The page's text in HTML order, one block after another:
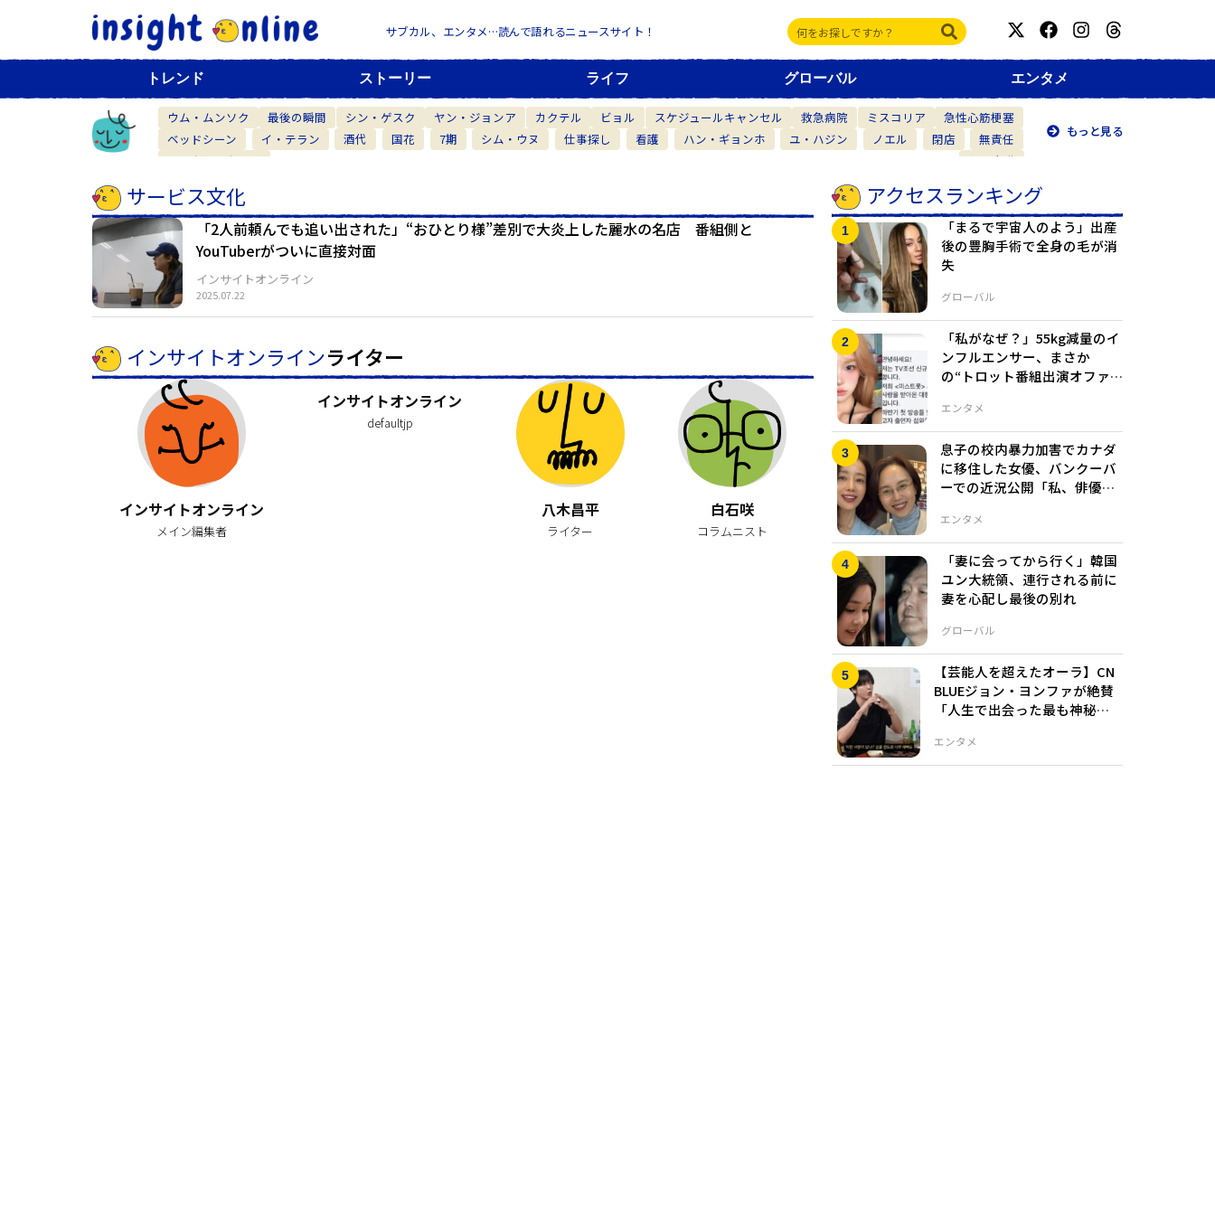
サブカル、エンタメ…読んで語れるニュースサイト！
トレンド ストーリー ライフ グローバル エンタメ
ウム・ムンソク 最後の瞬間 シン・ゲスク ヤン・ジョンア カクテル ビョル スケジュールキャンセル 救急病院 ミスコリア
急性心筋梗塞
ベッドシーン
イ・テラン 酒代 国花 7期 シム・ウヌ 仕事探し 看護 ハン・ギョンホ ユ・ハジン ノエル 閉店
無責任
ベーカリーカフェ
仲間意識
もっと見る
サービス文化
「2人前頼んでも追い出された」“おひとり様”差別で大炎上した麗水の名店 番組側と
YouTuberがついに直接対面
2025.07.22
インサイトオンライン
インサイトオンラインライター
インサイトオンライン
メイン編集者
インサイトオンライン
defaultjp
八木昌平
ライター
白石咲
コラムニスト
アクセスランキング
グローバル
「まるで宇宙人のよう」出産
後の豊胸手術で全身の毛が消
失
エンタメ
「私がなぜ？」55kg減量のイ
ンフルエンサー、まさか
の“トロット番組出演オファ
エンタメ
息子の校内暴力加害でカナダ
に移住した女優、バンクーバ
ーでの近況公開「私、俳優だ
グローバル
「妻に会ってから行く」韓国
ユン大統領、連行される前に
妻を心配し最後の別れ
エンタメ
【芸能人を超えたオーラ】CN
BLUEジョン・ヨンファが絶賛
「人生で出会った最も神秘的